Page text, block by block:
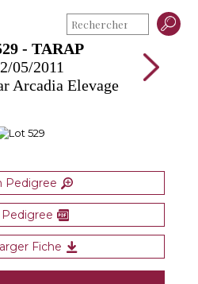
- TARAP
05/2011
Arcadia Elevage
Pedigree
Pedigree
Fiche